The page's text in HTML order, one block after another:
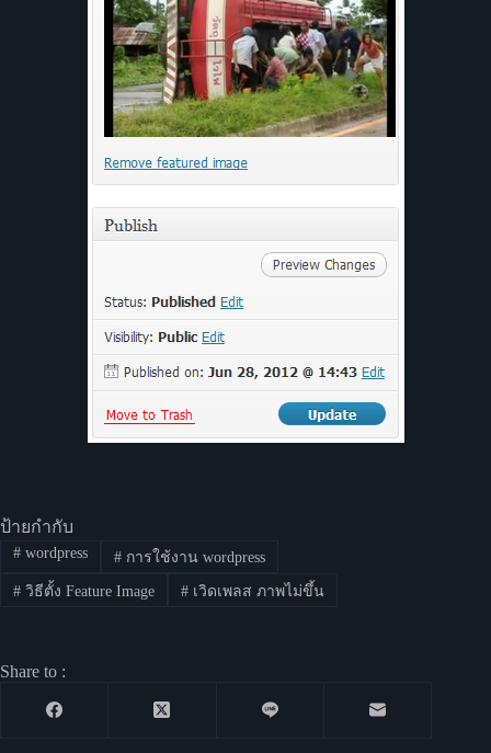
ป้ายกำกับ
#wordpress #การใช้งาน wordpress
#วิธีตั้ง Feature Image #เวิดเพลส ภาพไม่ขึ้น
Share to :